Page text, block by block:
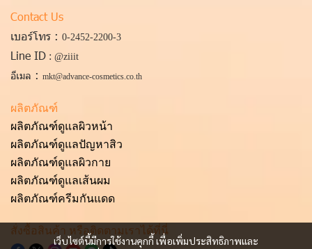
เว็บไซต์นี้มีการใช้งานคุกกี้ เพื่อเพิ่มประสิทธิภาพและ
Contact Us
เบอร์โทร : 0-2452-2200-3
Line ID : @ziiit
อีเมล : mkt@advance-cosmetics.co.th
ผลิตภัณฑ์
ผลิตภัณฑ์ดูแลผิวหน้า
ผลิตภัณฑ์ดูแลปัญหาสิว
ผลิตภัณฑ์ดูแลผิวกาย
ผลิตภัณฑ์ดูแลเส้นผม
ผลิตภัณฑ์ครีมกันแดด
สั่งซื้อสินค้า หรือติดตามเราได้ที่นี่